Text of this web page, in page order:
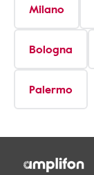
Milano
Bologna
Palermo